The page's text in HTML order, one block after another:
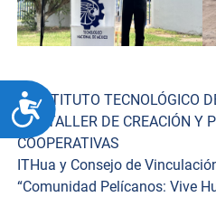
ACCESIBILIDAD
Navegación
de
entradas
« INSTITUTO TECNOLÓGICO
DEL TALLER DE CREACIÓN Y
COOPERATIVAS
ITHua y Consejo de
“Comunidad Pelícanos: Vive